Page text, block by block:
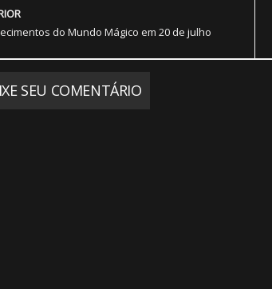
do Mundo Mágico em 20 de julho
SEU COMENTÁRIO